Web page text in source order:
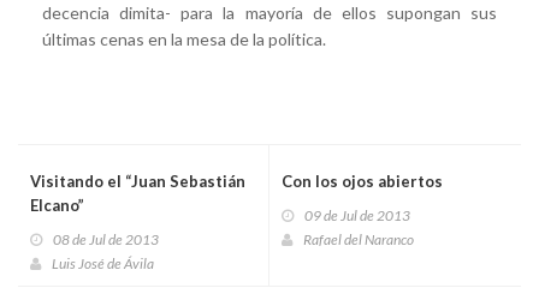
decencia dimita- para la mayoría de ellos supongan sus
últimas cenas en la mesa de la política.
Visitando el “Juan Sebastián
Elcano”
08 de Jul de 2013
Luis José de Ávila
Con los ojos abiertos
09 de Jul de 2013
Rafael del Naranco